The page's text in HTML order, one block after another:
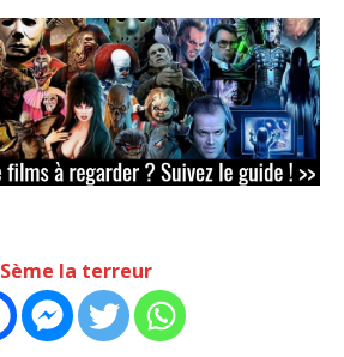
Sème la terreur